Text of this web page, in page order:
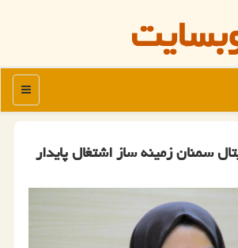
منو
سمنان زمینه ساز اشتغال پایدار